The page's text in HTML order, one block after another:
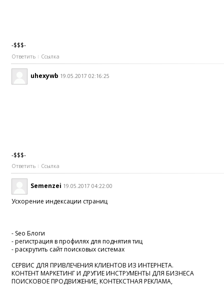
-$$$-
Ответить Ссылка
uhexywb 19.05.2017 02:16:25
-$$$-
Ответить Ссылка
Semenzei 19.05.2017 04:22:00
Ускорение индексации страниц
- Seo Блоги
- регистрация в профилях для поднятия тиц
- раскрутить сайт поисковых системах
СЕРВИС ДЛЯ ПРИВЛЕЧЕНИЯ КЛИЕНТОВ ИЗ ИНТЕРНЕТА.
КОНТЕНТ МАРКЕТИНГ И ДРУГИЕ ИНСТРУМЕНТЫ ДЛЯ БИЗНЕСА
ПОИСКОВОЕ ПРОДВИЖЕНИЕ, КОНТЕКСТНАЯ РЕКЛАМА,